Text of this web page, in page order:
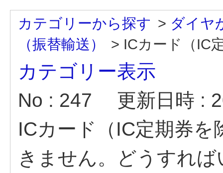
カテゴリーから探す > ダイヤ
（振替輸送）
> ICカード（IC
カテゴリー表示
No : 247
更新日時 :
ICカード（IC定期券
きません。どうすれ